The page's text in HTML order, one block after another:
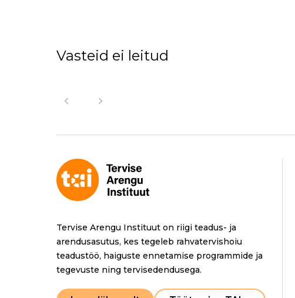
Vasteid ei leitud
Tervise Arengu Instituut on riigi teadus- ja
arendusasutus, kes tegeleb rahvatervishoiu
teadustöö, haiguste ennetamise programmide ja
tegevuste ning tervisedendusega.